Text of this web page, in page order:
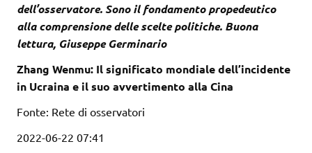
dell’osservatore. Sono il fondamento propedeutico
alla comprensione delle scelte politiche. Buona
lettura, Giuseppe Germinario
Zhang Wenmu: Il significato mondiale dell’incidente
in Ucraina e il suo avvertimento alla Cina
Fonte: Rete di osservatori
2022-06-22 07:41